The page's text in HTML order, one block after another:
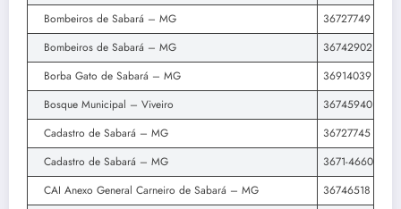
Bombeiros de Sabará – MG
36727749
Bombeiros de Sabará – MG
36742902
Borba Gato de Sabará – MG
36914039
Bosque Municipal – Viveiro
36745940
Cadastro de Sabará – MG
36727745
Cadastro de Sabará – MG
3671-4660
CAI Anexo General Carneiro de Sabará – MG
36746518